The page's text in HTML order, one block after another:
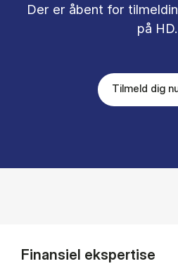
Der er åbent for
på HD.
Tilmeld dig
Finansiel ekspertise